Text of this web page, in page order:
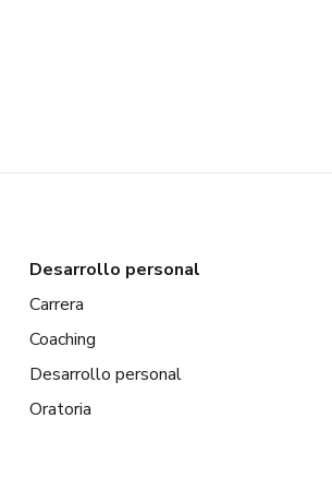
Desarrollo personal
Carrera
Coaching
Desarrollo personal
Oratoria